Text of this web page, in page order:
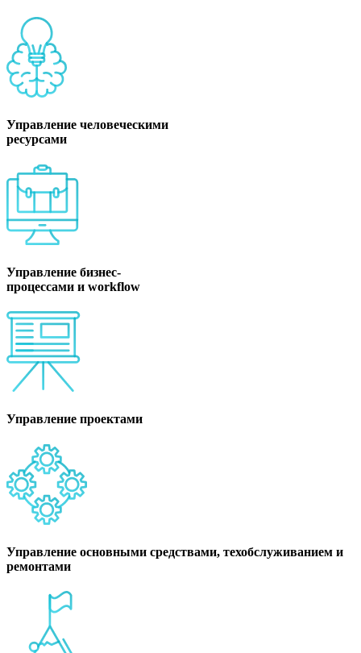
Управление человеческими
ресурсами
Управление бизнес-
процессами и workflow
Управление проектами
Управление основными средствами, техобслуживанием и
ремонтами